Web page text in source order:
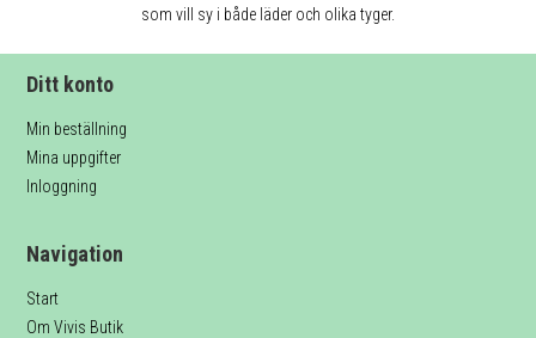
som vill sy i både läder och olika tyger.
Ditt konto
Min beställning
Mina uppgifter
Inloggning
Navigation
Start
Om Vivis Butik